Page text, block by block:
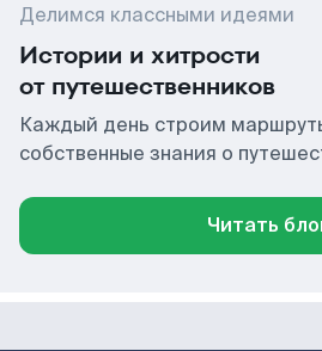
Делимся классными идеями
Истории и хитрости
от путешественников
Каждый день строим
собственные знания о
Читать